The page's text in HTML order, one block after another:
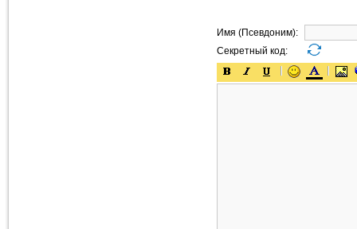
Имя (Псевдоним):
Секретный код: